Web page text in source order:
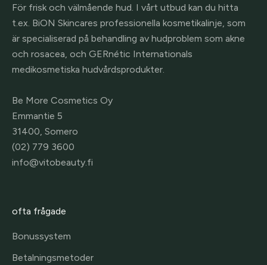
För frisk och välmående hud. I vårt utbud kan du hitta
t.ex. BiON Skincares professionella kosmetikalinje, som
är specialiserad på behandling av hudproblem som akne
och rosacea, och GERnétic Internationals
medikosmetiska hudvårdsprodukter.
Be More Cosmetics Oy
Emmantie 5
31400, Somero
(02) 779 3600
info@vitobeauty.fi
ofta frågade
Bonussystem
Betalningsmetoder